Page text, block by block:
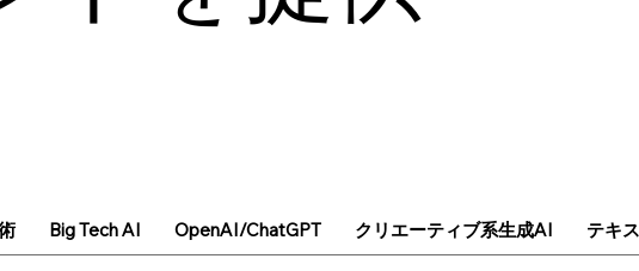
Big Tech AI OpenAI/ChatGPT クリエーティブ系生成AI テキ